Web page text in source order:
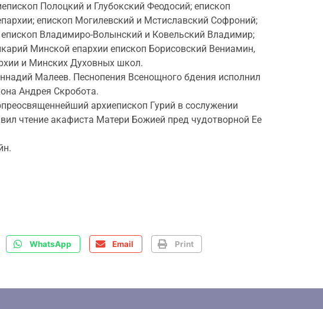
Полоцкий и Глубокский Феодосий; епископ
епископ Могилевский и Мстиславский Софроний;
Владимиро-Волынский и Ковельский Владимир;
Минской епархии епископ Борисовский Вениамин,
и Минских Духовных школ.
Малеев. Песнопения Всенощного бдения исполнил
Андрея Скробота.
архиепископ Гурий в сослужении
чтение акафиста Матери Божией пред чудотворной Ее
WhatsApp Email Print